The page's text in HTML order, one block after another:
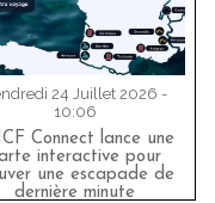
24 Juillet 2026 -
10:06
Connect lance une
interactive pour
une escapade de
dernière minute